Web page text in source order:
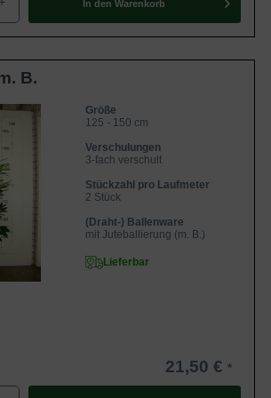
laurocerasus 'Herbergii'
dichtbuschig und bietet somit den
in einer Hecke. Das Blatt ist schmal-
und ledrig. Zudem ist es eine
gefärbt. Das Blatt weist eine Länge
Breite von 5 cm auf.
bei Prunus laurocerasus
einem echten Hingucker. Nach der
Kirschlorbeer ‘Herbergii’ tiefschwarze
In den Warenkorb
B.
Größe
125 - 150 cm
Verschulungen
3-fach verschult
Stückzahl pro Laufmeter
2 Stück
(Draht-) Ballenware
mit Juteballierung (m. B.)
Lieferbar
21,50 €